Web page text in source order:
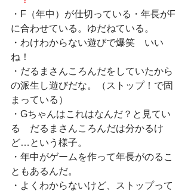
・F（年中）が仕切っている・年長がF
に合わせている。ゆだねている。
・わけわからない遊びで爆笑　いい
ね！
・だるまさんころんだをしていたから
の派生し遊びだな。（ストップ！で固
まっている）
・Gちゃんはこれはなんだ？と見てい
る　だるまさんころんだは分かるけ
ど…という様子。
・年中がゲームを作って年長がのるこ
ともあるんだ。
・よくわからないけど、ストップって